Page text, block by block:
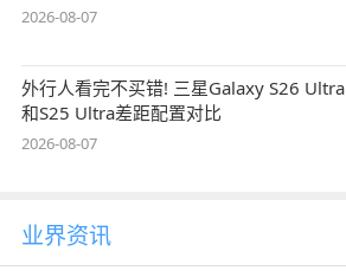
2026-08-07
外行人看完不买错! 三星Galaxy S26 Ultra
和S25 Ultra差距配置对比
2026-08-07
业界资讯